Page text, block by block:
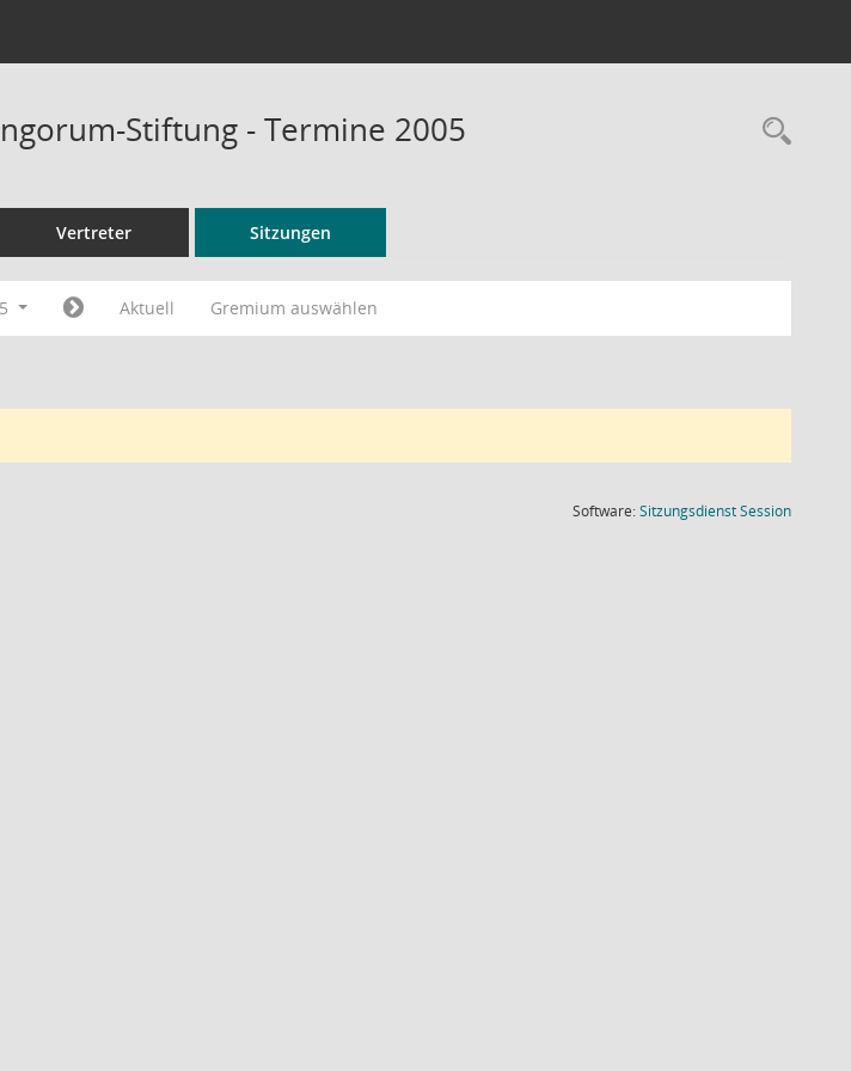
Stiftung - Termine 2005
Vertreter Sitzungen
Aktuell Gremium auswählen
Software:SitzungsdienstSession(Wird in